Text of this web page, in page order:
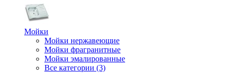
Мойки
Мойки нержавеющие
Мойки фрагранитные
Мойки эмалированные
Все категории (3)